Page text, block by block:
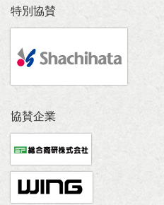
特別協賛
協賛企業